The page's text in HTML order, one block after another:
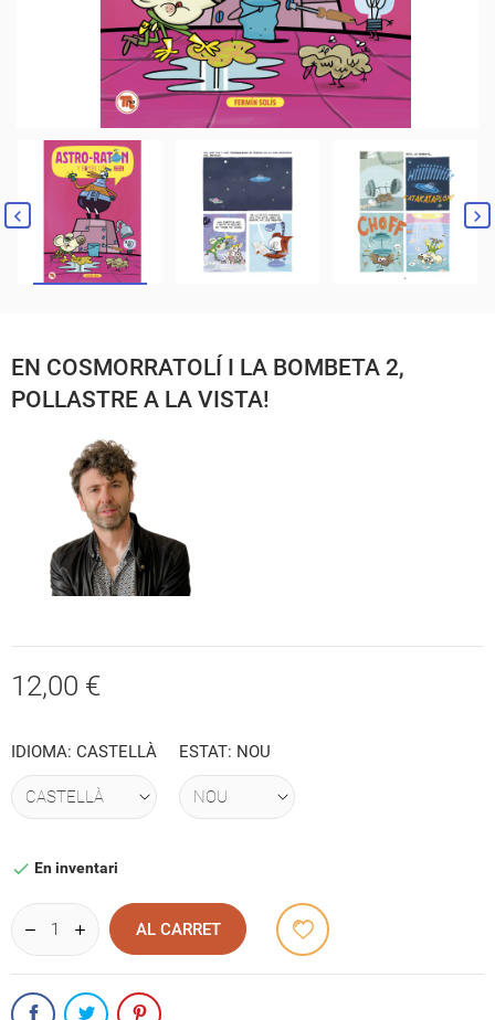
EN COSMORRATOLÍ I LA BOMBETA 2,
POLLASTRE A LA VISTA!
12,00 €
IDIOMA: CASTELLÀ ESTAT: NOU
 En inventari
AL CARRET